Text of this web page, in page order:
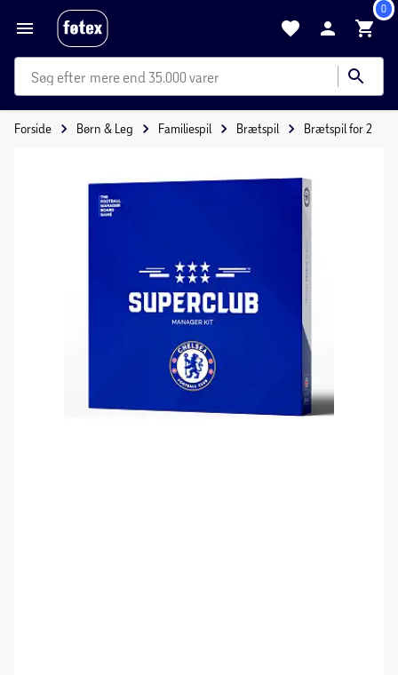
0
mere end 35.000 varer
Forside Børn & Leg Familiespil Brætspil Brætspil for 2